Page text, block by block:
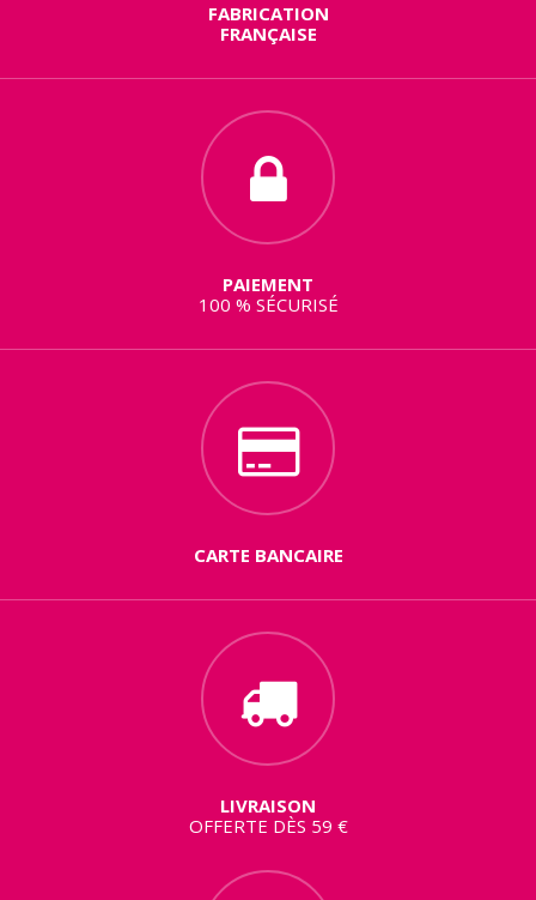
FABRICATION
FRANÇAISE
PAIEMENT
100 % SÉCURISÉ
CARTE BANCAIRE
LIVRAISON
OFFERTE DÈS 59 €